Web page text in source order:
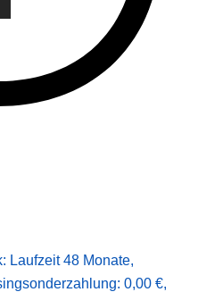
: Laufzeit 48 Monate,
0,00 €,